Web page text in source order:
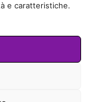
e caratteristiche.